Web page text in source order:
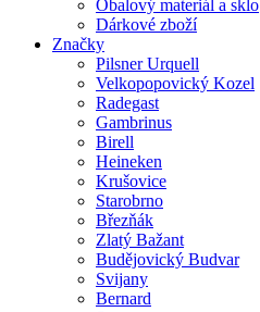
Obalový materiál a sklo
Dárkové zboží
Značky
Pilsner Urquell
Velkopopovický Kozel
Radegast
Gambrinus
Birell
Heineken
Krušovice
Starobrno
Březňák
Zlatý Bažant
Budějovický Budvar
Svijany
Bernard